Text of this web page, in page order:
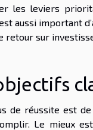
les leviers
aussi important
retour sur
de réussite est
Le mieux